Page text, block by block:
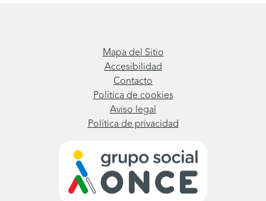
Mapa del Sitio
Accesibilidad
Contacto
Política de cookies
Aviso legal
Política de privacidad